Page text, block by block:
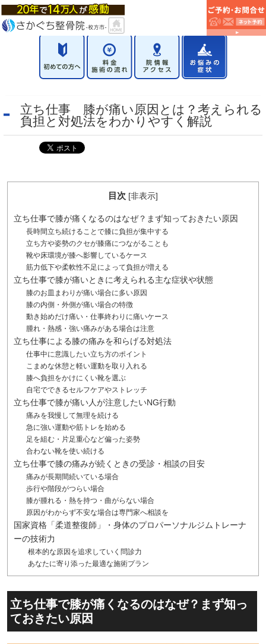
立ち仕事 膝が痛い原因とは？考えられる
負担と対処法をわかりやすく解説
目次 [非表示]
立ち仕事で膝が痛くなるのはなぜ？まず知っておきたい原因
長時間立ち続けることで膝に負担が集中する
立ち方や姿勢のクセが膝痛につながることも
靴や床環境が膝へ影響しているケース
筋力低下や柔軟性不足によって負担が増える
立ち仕事で膝が痛いときに考えられる主な症状や状態
膝のお皿まわりが痛い場合に多い原因
膝の内側・外側が痛い場合の特徴
動き始めだけ痛い・仕事終わりに痛いケース
腫れ・熱感・強い痛みがある場合は注意
立ち仕事による膝の痛みを和らげる対処法
仕事中に意識したい立ち方のポイント
こまめな休憩と軽い運動を取り入れる
膝へ負担をかけにくい靴を選ぶ
自宅でできるセルフケアやストレッチ
立ち仕事で膝が痛い人が注意したいNG行動
痛みを我慢して無理を続ける
急に強い運動や筋トレを始める
足を組む・片足重心など偏った姿勢
合わない靴を使い続ける
立ち仕事で膝の痛みが続くときの受診・相談の目安
痛みが長期間続いている場合
歩行や階段がつらい場合
膝が腫れる・熱を持つ・曲がらない場合
原因がわからず不安な場合は専門家へ相談を
国家資格「柔道整復師」・身体のプロパーソナルジムトレーナ
ーの技術力
根本的な原因を追求していく問診力
あなたに寄り添った最適な施術プラン
立ち仕事で膝が痛くなるのはなぜ？まず知っ
ておきたい原因